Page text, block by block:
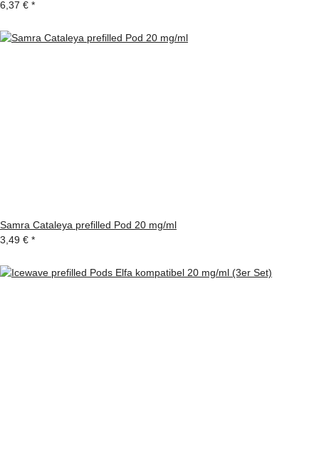
6,37 € *
Samra Cataleya prefilled Pod 20 mg/ml
3,49 € *